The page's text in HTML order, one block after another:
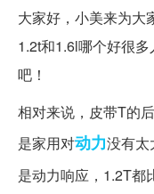
大家好，小美来为大
1.2t和1.6l哪个好很
吧！
相对来说，皮带T的
是家用对动力没有太
是动力响应，1.2T都